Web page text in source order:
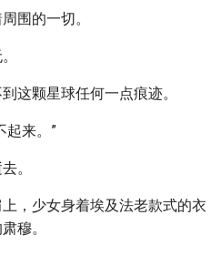
围的一切。
这颗星球任何一点痕迹。
起来。”
。
，少女身着埃及法老款式的衣
穆。